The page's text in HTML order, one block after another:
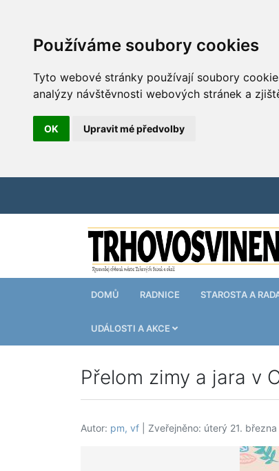
Používáme soubory cookies
Tyto webové stránky používají soubory
analýzy návštěvnosti webových stránek a
OK Upravit mé předvolby
DOMŮ RADNICE STAROSTA A
UDÁLOSTI A AKCE
Přelom zimy a jara v
Autor: pm, vf | Zveřejněno: úterý 21. března